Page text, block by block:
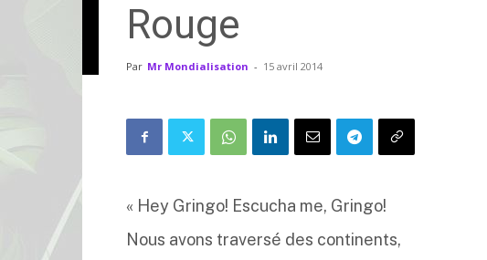
Rouge
Par Mr Mondialisation - 15 avril 2014
« Hey Gringo! Escucha me, Gringo!
Nous avons traversé des continents,